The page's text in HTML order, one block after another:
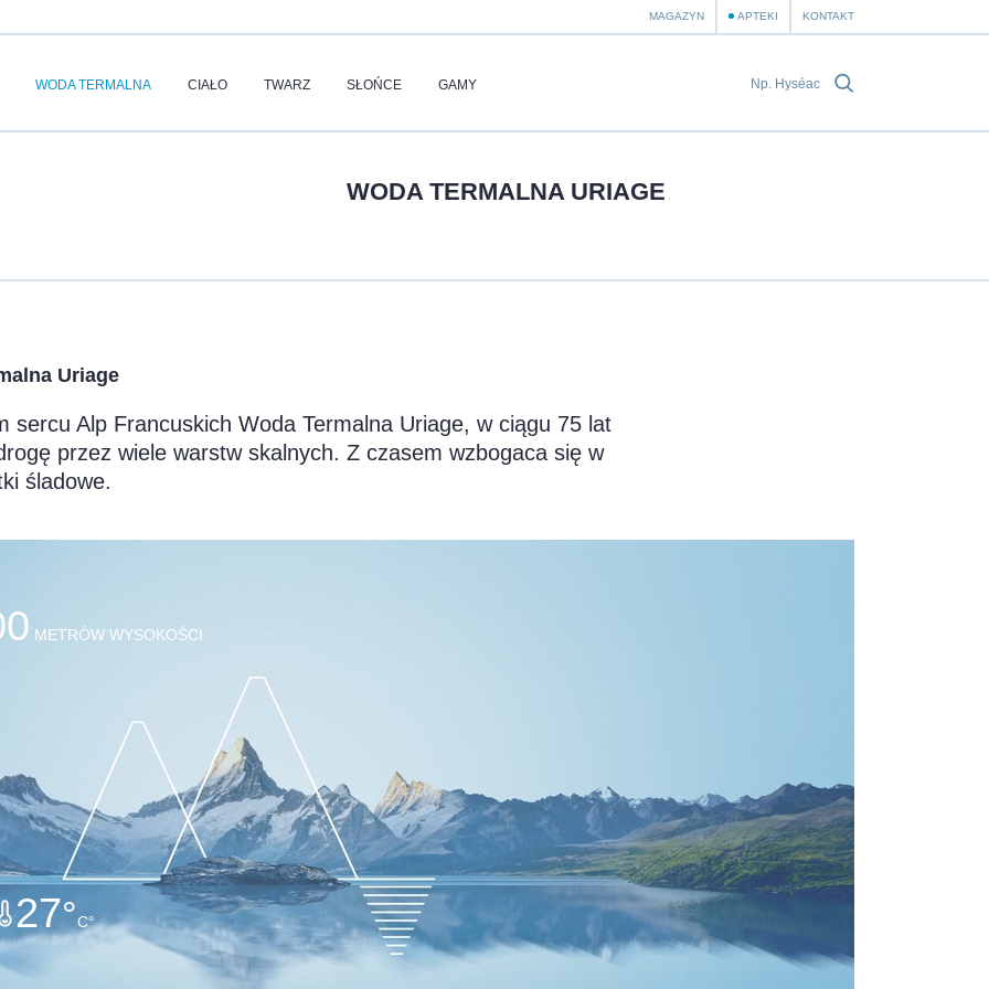
MAGAZYN APTEKI KONTAKT
WODA TERMALNA CIAŁO TWARZ SŁOŃCE GAMY
WODA TERMALNA URIAGE
Uriage
sercu Alp Francuskich Woda Termalna Uriage, w ciągu 75 lat
przez wiele warstw skalnych. Z czasem wzbogaca się w
śladowe.
METRÓW WYSOKOŚCI
27°C°